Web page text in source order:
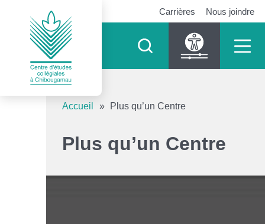
Carrières Nous joindre
Outils d’accessibilité
Accueil » Plus qu’un Centre
Plus qu’un Centre